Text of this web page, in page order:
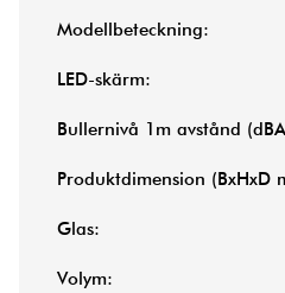
Modellbeteckning:
LED-skärm:
Bullernivå 1m avstånd
Produktdimension (BxHxD
Glas:
Volym: